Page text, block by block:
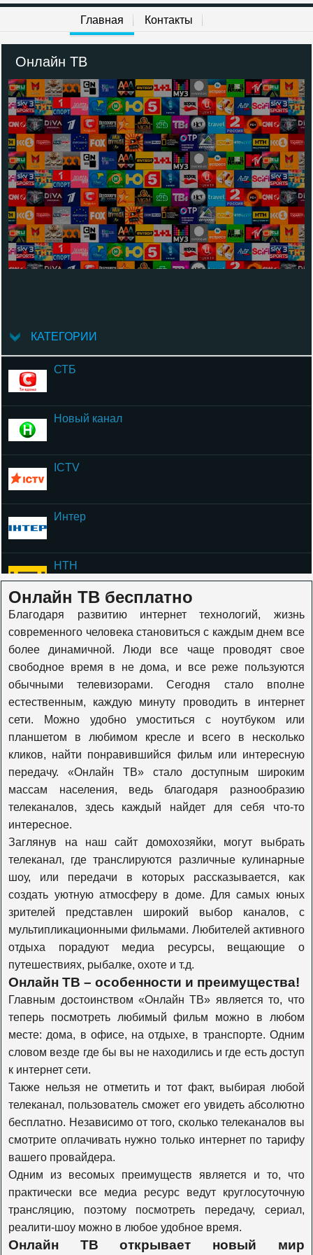
Главная Контакты
Онлайн ТВ
КАТЕГОРИИ
СТБ
Новый канал
ICTV
Интер
НТН
ОЦЕ
К1
Viasat Explore
Viasat Nature
Viasat History
Travel+adventure
Travel Channel
History
Наука 2.0
Т24
Оружие
Живая планета
Онлайн ТВ бесплатно
Благодаря развитию интернет технологий, жизнь
современного человека становиться с каждым днем все
более динамичной. Люди все чаще проводят свое
свободное время в не дома, и все реже пользуются
обычными телевизорами. Сегодня стало вполне
естественным, каждую минуту проводить в интернет
сети. Можно удобно умоститься с ноутбуком или
планшетом в любимом кресле и всего в несколько
кликов, найти понравившийся фильм или интересную
передачу. «Онлайн ТВ» стало доступным широким
массам населения, ведь благодаря разнообразию
телеканалов, здесь каждый найдет для себя что-то
интересное.
Заглянув на наш сайт домохозяйки, могут выбрать
телеканал, где транслируются различные кулинарные
шоу, или передачи в которых рассказывается, как
создать уютную атмосферу в доме. Для самых юных
зрителей представлен широкий выбор каналов, с
мультипликационными фильмами. Любителей активного
отдыха порадуют медиа ресурсы, вещающие о
путешествиях, рыбалке, охоте и т.д.
Онлайн ТВ – особенности и преимущества!
Главным достоинством «Онлайн ТВ» является то, что
теперь посмотреть любимый фильм можно в любом
месте: дома, в офисе, на отдыхе, в транспорте. Одним
словом везде где бы вы не находились и где есть доступ
к интернет сети.
Также нельзя не отметить и тот факт, выбирая любой
телеканал, пользователь сможет его увидеть абсолютно
бесплатно. Независимо от того, сколько телеканалов вы
смотрите оплачивать нужно только интернет по тарифу
вашего провайдера.
Одним из весомых преимуществ является и то, что
практически все медиа ресурс ведут круглосуточную
трансляцию, поэтому посмотреть передачу, сериал,
реалити-шоу можно в любое удобное время.
Онлайн ТВ открывает новый мир